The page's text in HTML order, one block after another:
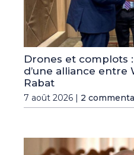
Drones et complots
d’une alliance entre
Rabat
7 août 2026 | 2